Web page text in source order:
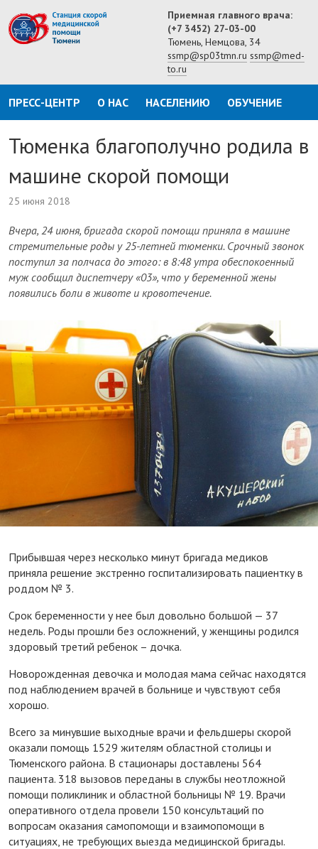
Приемная главного врача:
(+7 3452) 27-03-00
Тюмень, Немцова, 34
ssmp@sp03tmn.ru ssmp@med-
to.ru
ПРЕСС-ЦЕНТР О НАС НАСЕЛЕНИЮ ОБУЧЕНИЕ
Тюменка благополучно родила в
машине скорой помощи
25 июня 2018
Вчера, 24 июня, бригада скорой помощи приняла в машине
стремительные роды у 25-летней тюменки. Срочный звонок
поступил за полчаса до этого: в 8:48 утра обеспокоенный
муж сообщил диспетчеру «03», что у беременной жены
появились боли в животе и кровотечение.
Прибывшая через несколько минут бригада медиков
приняла решение экстренно госпитализировать пациентку в
роддом № 3.
Срок беременности у нее был довольно большой — 37
недель. Роды прошли без осложнений, у женщины родился
здоровый третий ребенок – дочка.
Новорожденная девочка и молодая мама сейчас находятся
под наблюдением врачей в больнице и чувствуют себя
хорошо.
Всего за минувшие выходные врачи и фельдшеры скорой
оказали помощь 1529 жителям областной столицы и
Тюменского района. В стационары доставлены 564
пациента. 318 вызовов переданы в службы неотложной
помощи поликлиник и областной больницы № 19. Врачи
оперативного отдела провели 150 консультаций по
вопросам оказания самопомощи и взаимопомощи в
ситуациях, не требующих выезда медицинской бригады.